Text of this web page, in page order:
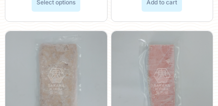
Select options Add to cart